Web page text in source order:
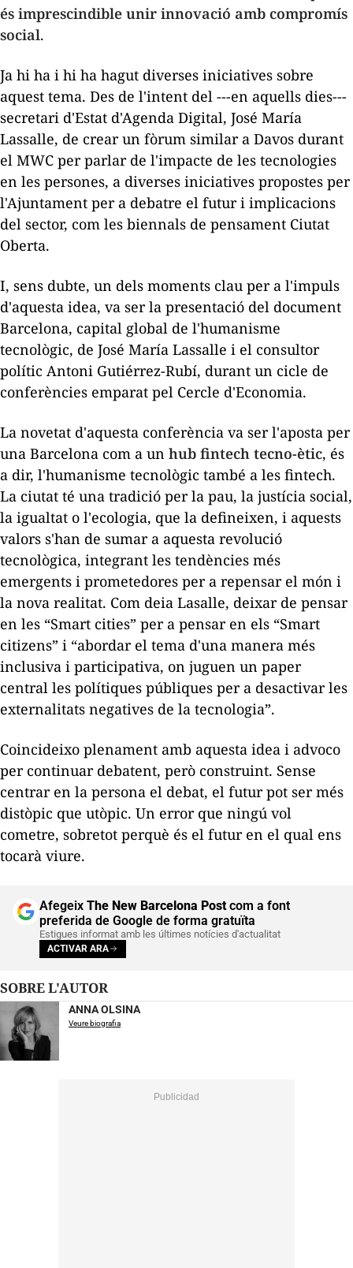
és imprescindible unir innovació amb compromís
social.
Ja hi ha i hi ha hagut diverses iniciatives sobre
aquest tema. Des de l'intent del ---en aquells dies---
secretari d'Estat d'Agenda Digital, José María
Lassalle, de crear un fòrum similar a Davos durant
el MWC per parlar de l'impacte de les tecnologies
en les persones, a diverses iniciatives propostes per
l'Ajuntament per a debatre el futur i implicacions
del sector, com les biennals de pensament Ciutat
Oberta.
I, sens dubte, un dels moments clau per a l'impuls
d'aquesta idea, va ser la presentació del document
Barcelona, capital global de l'humanisme
tecnològic, de José María Lassalle i el consultor
polític Antoni Gutiérrez-Rubí, durant un cicle de
conferències emparat pel Cercle d'Economia.
La novetat d'aquesta conferència va ser l'aposta per
una Barcelona com a un hub fintech tecno-ètic, és
a dir, l'humanisme tecnològic també a les fintech.
La ciutat té una tradició per la pau, la justícia social,
la igualtat o l'ecologia, que la defineixen, i aquests
valors s'han de sumar a aquesta revolució
tecnològica, integrant les tendències més
emergents i prometedores per a repensar el món i
la nova realitat. Com deia Lasalle, deixar de pensar
en les “Smart cities” per a pensar en els “Smart
citizens” i “abordar el tema d'una manera més
inclusiva i participativa, on juguen un paper
central les polítiques públiques per a desactivar les
externalitats negatives de la tecnologia”.
Coincideixo plenament amb aquesta idea i advoco
per continuar debatent, però construint. Sense
centrar en la persona el debat, el futur pot ser més
distòpic que utòpic. Un error que ningú vol
cometre, sobretot perquè és el futur en el qual ens
tocarà viure.
Afegeix The New Barcelona Postcom a font
preferida de Google de forma gratuïta
Estigues informat amb les últimes notícies d'actualitat
ACTIVAR ARA
SOBRE L'AUTOR
ANNA OLSINA
Veure biografia